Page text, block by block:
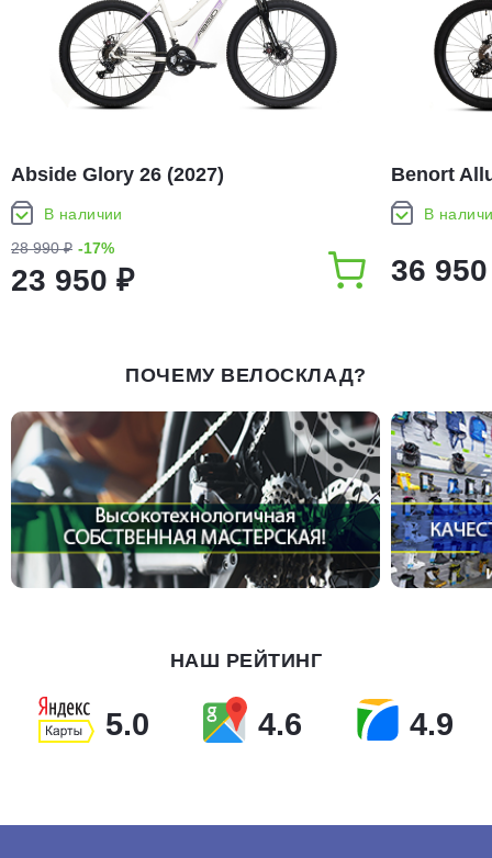
Abside Glory 26 (2027)
В наличии
28 990 ₽ -17%
23 950 ₽
Benort
В
36
ПОЧЕМУ ВЕЛОСКЛАД?
НАШ РЕЙТИНГ
5.0 4.6 4.9